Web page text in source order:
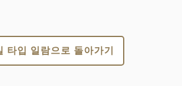
타입 일람으로 돌아가기